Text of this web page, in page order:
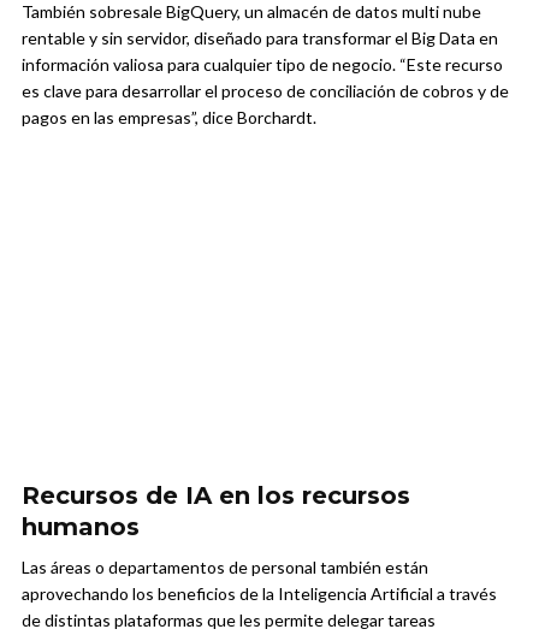
También sobresale BigQuery, un almacén de datos multi nube
rentable y sin servidor, diseñado para transformar el Big Data en
información valiosa para cualquier tipo de negocio. “Este recurso
es clave para desarrollar el proceso de conciliación de cobros y de
pagos en las empresas”, dice Borchardt.
Recursos de IA en los recursos
humanos
Las áreas o departamentos de personal también están
aprovechando los beneficios de la Inteligencia Artificial a través
de distintas plataformas que les permite delegar tareas